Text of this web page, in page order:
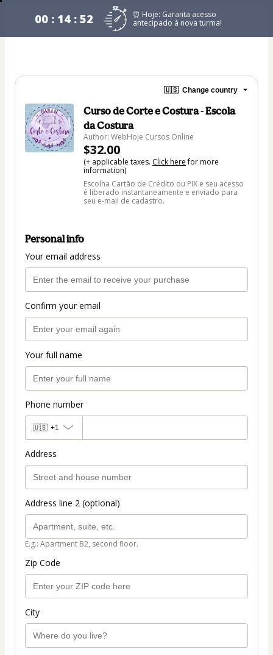
00 : 14 : 52
⏰ Hoje: Garanta acesso
antecipado à nova turma!
🇺🇸 Change country
Curso de Corte e Costura - Escola
da Costura
Author: WebHoje Cursos Online
$32.00
(+ applicable taxes. Click herefor more
information)
Escolha Cartão de Crédito ou PIX e seu acesso
é liberado instantaneamente e enviado para
seu e-mail de cadastro.
Personal info
Your email address
Confirm your email
Your full name
Phone number
🇺🇸 +1
Address
Address line 2 (optional)
E.g.: Apartment B2, second floor.
Zip Code
City